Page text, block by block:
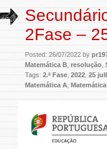
2Fase –
Posted: 26/07/2022 by
Matemática B resolução
Tags: 2.ª Fase 2022 25
Matemática A